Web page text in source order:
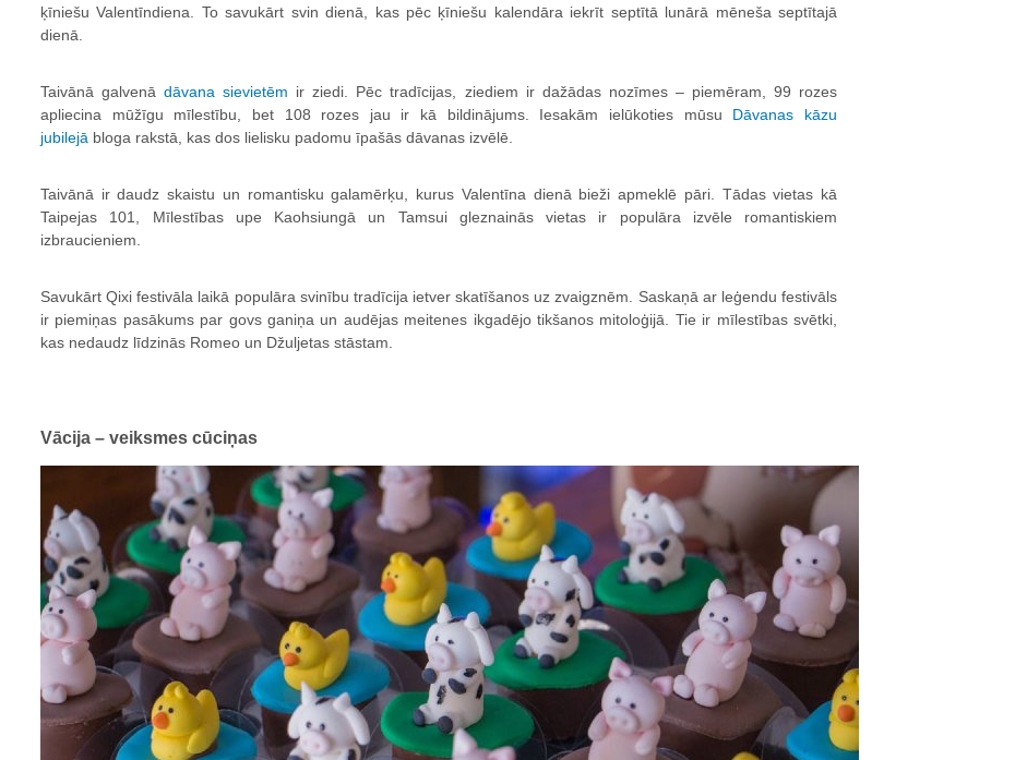
ķīniešu Valentīndiena. To savukārt svin dienā, kas pēc ķīniešu kalendāra iekrīt septītā lunārā mēneša septītajā
dienā.
Taivānā galvenādāvana sievietēm ir ziedi. Pēc tradīcijas, ziediem ir dažādas nozīmes – piemēram, 99 rozes
apliecina mūžīgu mīlestību, bet 108 rozes jau ir kā bildinājums. Iesakām ielūkoties mūsu Dāvanas kāzu
jubilejā bloga rakstā, kas dos lielisku padomu īpašās dāvanas izvēlē.
Taivānā ir daudz skaistu un romantisku galamērķu, kurus Valentīna dienā bieži apmeklē pāri. Tādas vietas kā
Taipejas 101, Mīlestības upe Kaohsiungā un Tamsui gleznainās vietas ir populāra izvēle romantiskiem
izbraucieniem.
Savukārt Qixi festivāla laikā populāra svinību tradīcija ietver skatīšanos uz zvaigznēm. Saskaņā ar leģendu festivāls
ir piemiņas pasākums par govs ganiņa un audējas meitenes ikgadējo tikšanos mitoloģijā. Tie ir mīlestības svētki,
kas nedaudz līdzinās Romeo un Džuljetas stāstam.
Vācija – veiksmes cūciņas